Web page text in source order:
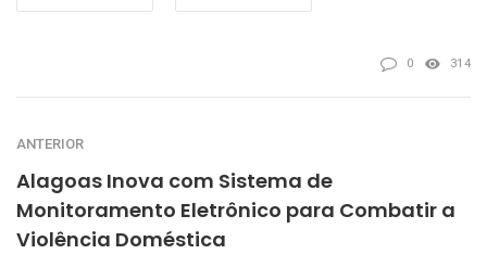
0 314
ANTERIOR
Alagoas Inova com Sistema de
Monitoramento Eletrônico para Combatir a
Violência Doméstica